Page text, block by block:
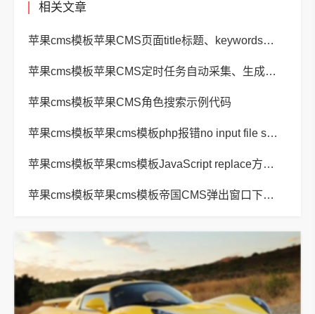
相关文章
苹果cms模板苹果CMS页面title标题、keywords关键词、description描述SEO优化
苹果cms模板苹果CMS定时任务自动采集、生成、推送
苹果cms模板苹果CMS角色搜索示例代码
苹果cms模板苹果cms模板php报错no input file specified解决方法
苹果cms模板苹果cms模板JavaScript replace方法替换字符串空格方法
苹果cms模板苹果cms模板帝国CMS弹出窗口下载方式改为点击链接直接下载教程